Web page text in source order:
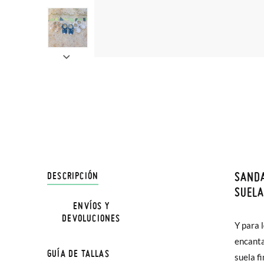
DESCRIPCIÓN
Y para
suela
sus
sus
ENVÍOS Y
DEVOLUCIONES
En
hasta
poco
En
GUÍA DE TALLAS